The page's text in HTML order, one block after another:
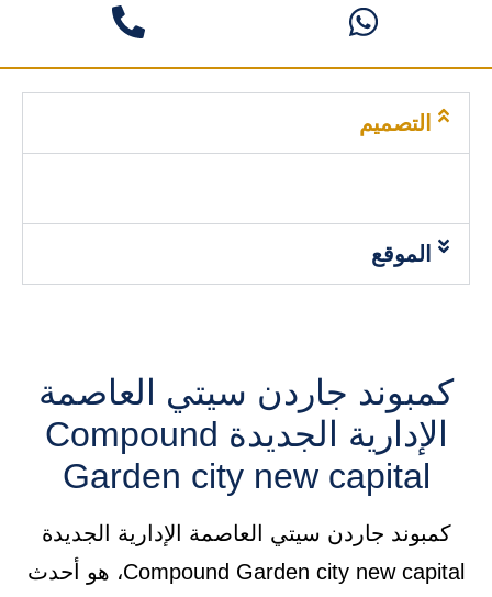
التصميم
الموقع
كمبوند جاردن سيتي العاصمة
الإدارية الجديدة Compound
Garden city new capital
كمبوند جاردن سيتي العاصمة الإدارية الجديدة
Compound Garden city new capital، هو أحدث